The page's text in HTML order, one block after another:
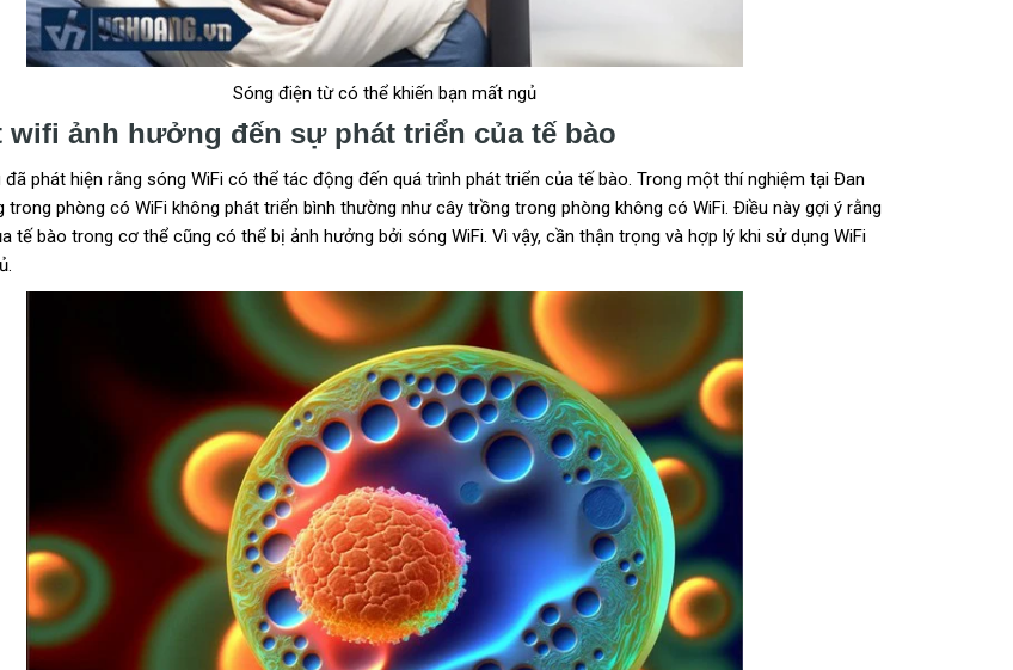
Sóng điện từ có thể khiến bạn mất ngủ
wifi ảnh hưởng đến sự phát triển của tế bào
phát hiện rằng sóng WiFi có thể tác động đến quá trình phát triển của tế bào. Trong một thí nghiệm tại Đan
trong phòng có WiFi không phát triển bình thường như cây trồng trong phòng không có WiFi. Điều này gợi ý rằng
tế bào trong cơ thể cũng có thể bị ảnh hưởng bởi sóng WiFi. Vì vậy, cần thận trọng và hợp lý khi sử dụng WiFi